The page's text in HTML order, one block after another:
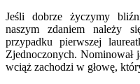
Jeśli dobrze życzymy
naszym zdaniem należy
przypadku pierwszej
Zjednoczonych. Nominował
wciąż zachodzi w głowę,